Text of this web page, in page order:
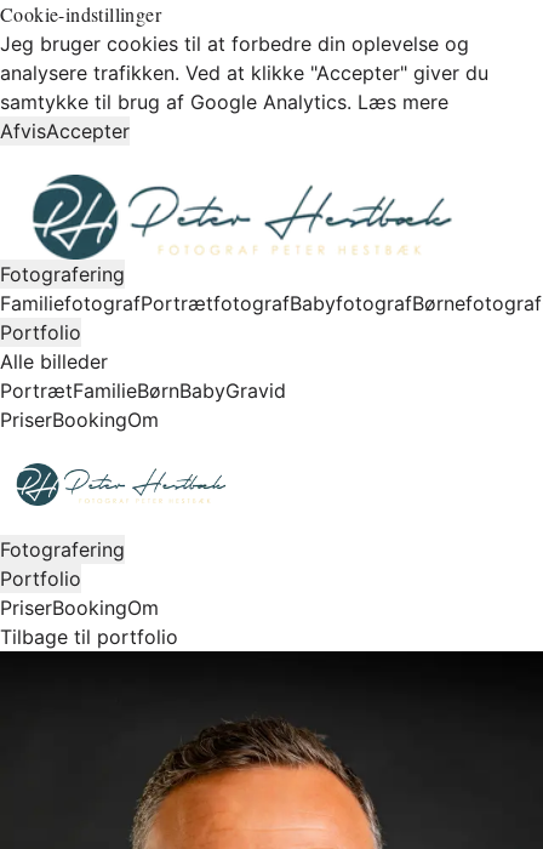
Cookie-indstillinger
Jeg bruger cookies til at forbedre din oplevelse og
analysere trafikken. Ved at klikke "Accepter" giver du
samtykke til brug af Google Analytics. Læs mere
AfvisAccepter
Fotografering
FamiliefotografPortrætfotografBabyfotografBørnefotograf
Portfolio
Alle billeder
PortrætFamilieBørnBabyGravid
PriserBookingOm
Fotografering
Portfolio
PriserBookingOm
Tilbage til portfolio